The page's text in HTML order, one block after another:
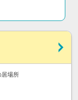
場所